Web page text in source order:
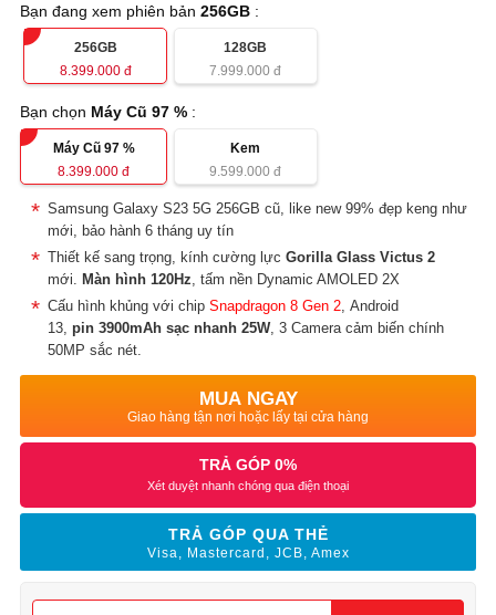
Bạn đang xem phiên bản256GB :
256GB
8.399.000đ
128GB
7.999.000 đ
Bạn chọn Máy Cũ 97 % :
Máy Cũ 97 %
8.399.000 đ
Kem
9.599.000 đ
Samsung Galaxy S23 5G 256GB cũ, like new 99% đẹp keng như
mới, bảo hành 6 tháng uy tín
Thiết kế sang trọng, kính cường lựcGorilla Glass Victus 2
mới. Màn hình 120Hz, tấm nền Dynamic AMOLED 2X
Cấu hình khủng với chipSnapdragon 8 Gen 2, Android
13,pin 3900mAh sạc nhanh 25W, 3 Camera cảm biến chính
50MP sắc nét.
MUA NGAY
Giao hàng tận nơi hoặc lấy tại cửa hàng
TRẢ GÓP 0%
Xét duyệt nhanh chóng qua điện thoại
TRẢ GÓP QUA THẺ
Visa, Mastercard, JCB, Amex